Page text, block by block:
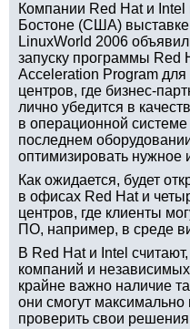
Компании Red Hat и
Бостоне (США)
LinuxWorld 2006
запуску программы Red
Acceleration Program
центров, где бизнес-
лично убедится в
в операционной
последнем
оптимизировать нужное
Как ожидается, будет
в офисах Red Hat и
центров, где клиенты
ПО, например, в среде
В Red Hat и Intel
компаний и
крайне важно наличие
они смогут максимально
проверить свои